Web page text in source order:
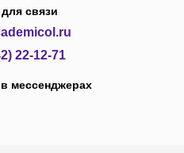
связи
22-12-71
мессенджерах